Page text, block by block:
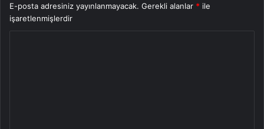
E-posta adresiniz yayınlanmayacak. Gerekli alanlar * ile
işaretlenmişlerdir